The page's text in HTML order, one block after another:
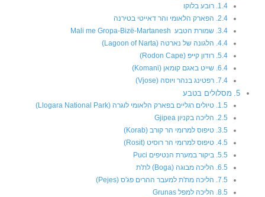
רובע בלוקו
הפארק הלאומי והר דאייטי בטירנה
שמורת הטבע Mali me Gropa-Bizë-Martanesh
הלגונה של נארטה (Lagoon of Narta)
רודון קייפ (Rodon Cape)
שייט באגם קומאן (Komani)
רפטינג בנהר ויוסה (Vjose)
מסלולים בטבע
טיולים רגליים בפארק הלאומי לוגרה (Llogara National Park)
הליכה בקניון Gjipea
טיפוס למרומי הר קורב (Korab)
טיפוס למרומי הר רוסיט (Rosit)
ביקור במערת הנטיפים Puci
הליכה מבוגה (Boga) לת'ת
הליכה מת'ת למעבר ההרים פג'ס (Pejes)
הליכה למפל Grunas